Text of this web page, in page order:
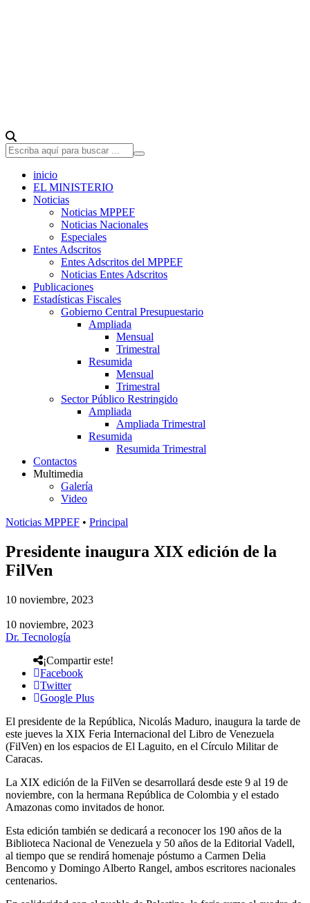
inicio
EL MINISTERIO
Noticias
Noticias MPPEF
Noticias Nacionales
Especiales
Entes Adscritos
Entes Adscritos del MPPEF
Noticias Entes Adscritos
Publicaciones
Estadísticas Fiscales
Gobierno Central Presupuestario
Ampliada
Mensual
Trimestral
Resumida
Mensual
Trimestral
Sector Público Restringido
Ampliada
Ampliada Trimestral
Resumida
Resumida Trimestral
Contactos
Multimedia
Galería
Video
Noticias MPPEF • Principal
Presidente inaugura XIX edición de la
FilVen
10 noviembre, 2023
10 noviembre, 2023
Dr. Tecnología
¡Compartir este!
Facebook
Twitter
Google Plus
El presidente de la República, Nicolás Maduro, inaugura la tarde de
este jueves la XIX Feria Internacional del Libro de Venezuela
(FilVen) en los espacios de El Laguito, en el Círculo Militar de
Caracas.
La XIX edición de la FilVen se desarrollará desde este 9 al 19 de
noviembre, con la hermana República de Colombia y el estado
Amazonas como invitados de honor.
Esta edición también se dedicará a reconocer los 190 años de la
Biblioteca Nacional de Venezuela y 50 años de la Editorial Vadell,
al tiempo que se rendirá homenaje póstumo a Carmen Delia
Bencomo y Domingo Alberto Rangel, ambos escritores nacionales
centenarios.